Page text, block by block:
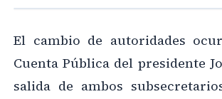
El cambio de autoridades
Cuenta Pública del presidente
salida de ambos